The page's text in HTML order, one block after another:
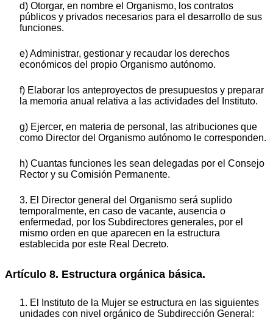
d) Otorgar, en nombre el Organismo, los contratos
públicos y privados necesarios para el desarrollo de sus
funciones.
e) Administrar, gestionar y recaudar los derechos
económicos del propio Organismo autónomo.
f) Elaborar los anteproyectos de presupuestos y preparar
la memoria anual relativa a las actividades del Instituto.
g) Ejercer, en materia de personal, las atribuciones que
como Director del Organismo autónomo le corresponden.
h) Cuantas funciones les sean delegadas por el Consejo
Rector y su Comisión Permanente.
3. El Director general del Organismo será suplido
temporalmente, en caso de vacante, ausencia o
enfermedad, por los Subdirectores generales, por el
mismo orden en que aparecen en la estructura
establecida por este Real Decreto.
Artículo 8. Estructura orgánica básica.
1. El Instituto de la Mujer se estructura en las siguientes
unidades con nivel orgánico de Subdirección General: